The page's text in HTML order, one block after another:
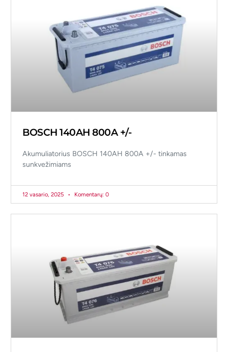
BOSCH 140AH 800A +/-
Akumuliatorius BOSCH 140AH 800A +/- tinkamas
sunkvežimiams
12 vasario, 2025 Komentarų: 0